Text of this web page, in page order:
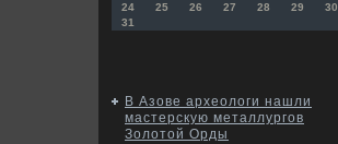
24
25 26 27 28 29
30
31
В Азове археологи нашли
мастерскую металлургов
Золотой Орды